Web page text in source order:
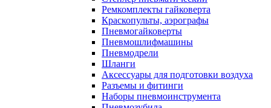
Ремкомплекты гайковерта
Краскопульты, аэрографы
Пневмогайковерты
Пневмошлифмашины
Пневмодрели
Шланги
Аксессуары для подготовки воздуха
Разъемы и фитинги
Наборы пневмоинструмента